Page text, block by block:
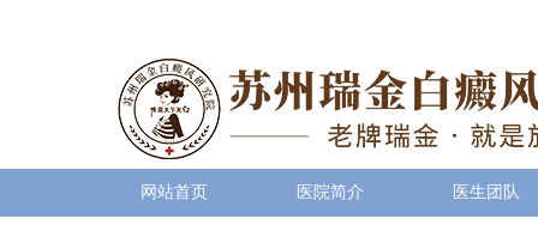
网站首页 医院简介 医生团队